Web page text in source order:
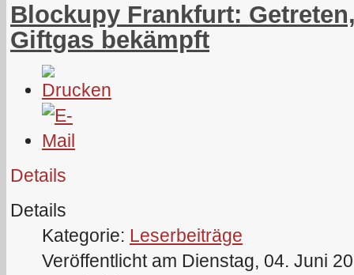
Blockupy Frankfurt:
Giftgas bekämpft
Details
Details
Kategorie: Leserbeiträge
Veröffentlicht am Dienstag, 04. Juni